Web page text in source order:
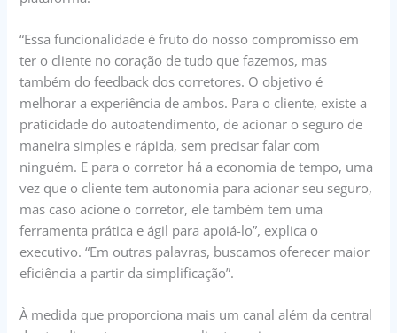
“Essa funcionalidade é fruto do nosso compromisso em
ter o cliente no coração de tudo que fazemos, mas
também do feedback dos corretores. O objetivo é
melhorar a experiência de ambos. Para o cliente, existe a
praticidade do autoatendimento, de acionar o seguro de
maneira simples e rápida, sem precisar falar com
ninguém. E para o corretor há a economia de tempo, uma
vez que o cliente tem autonomia para acionar seu seguro,
mas caso acione o corretor, ele também tem uma
ferramenta prática e ágil para apoiá-lo”, explica o
executivo. “Em outras palavras, buscamos oferecer maior
eficiência a partir da simplificação”.
À medida que proporciona mais um canal além da central